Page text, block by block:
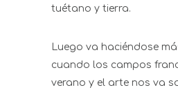
tuétano y tierra.
Luego va haciéndose
cuando los campos
verano y el arte nos va